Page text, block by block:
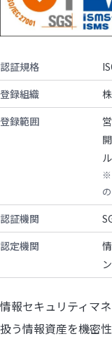
認証規格
登録組織
登録範囲
※
認証機関
認定機関
情報セキュリティマ
扱う情報資産を機密